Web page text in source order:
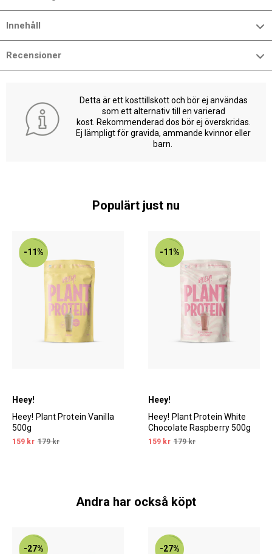
Innehåll
Recensioner
Detta är ett kosttillskott och bör ej användas
som ett alternativ till en varierad
kost. Rekommenderad dos bör ej överskridas.
Ej lämpligt för gravida, ammande kvinnor eller
barn.
Populärt just nu
-11%
Heey!
Heey! Plant Protein Vanilla
500g
159 kr 179 kr
-11%
Heey!
Heey! Plant Protein White
Chocolate Raspberry 500g
159 kr 179 kr
Andra har också köpt
-27% -27%